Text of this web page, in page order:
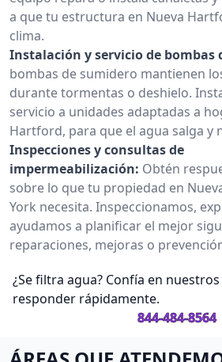
a que tu estructura en Nueva
clima.
Instalación y servicio de bombas
bombas de sumidero mantienen
durante tormentas o deshielo.
servicio a unidades adaptadas a
Hartford, para que el agua salga y
Inspecciones y consultas de
impermeabilización: Obtén
sobre lo que tu propiedad en
York necesita. Inspeccionamos,
ayudamos a planificar el mejor
reparaciones, mejoras o
¿Se filtra agua? Confía en
responder rápidamente.
844-484-8564